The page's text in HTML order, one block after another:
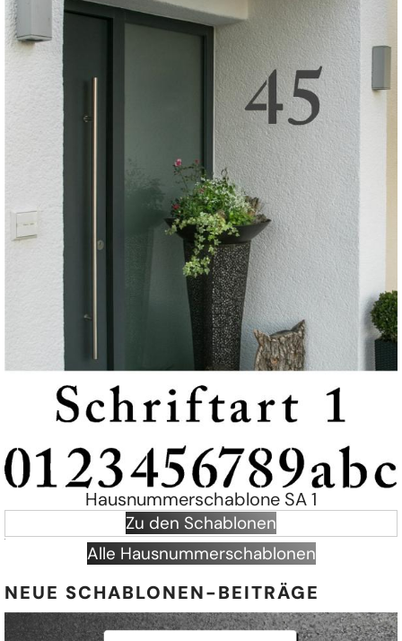
Hausnummerschablone SA 1
Zu den Schablonen
Alle Hausnummerschablonen
NEUE SCHABLONEN-BEITRÄGE